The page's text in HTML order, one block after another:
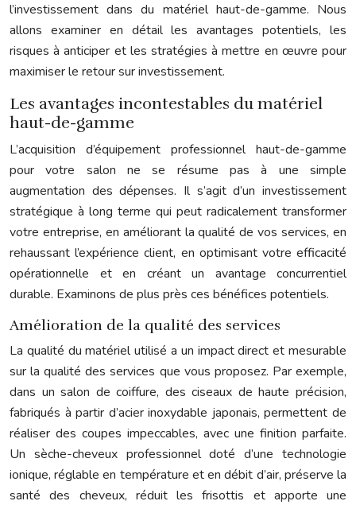
l’investissement dans du matériel haut-de-gamme. Nous
allons examiner en détail les avantages potentiels, les
risques à anticiper et les stratégies à mettre en œuvre pour
maximiser le retour sur investissement.
Les avantages incontestables du matériel
haut-de-gamme
L’acquisition d’équipement professionnel haut-de-gamme
pour votre salon ne se résume pas à une simple
augmentation des dépenses. Il s’agit d’un investissement
stratégique à long terme qui peut radicalement transformer
votre entreprise, en améliorant la qualité de vos services, en
rehaussant l’expérience client, en optimisant votre efficacité
opérationnelle et en créant un avantage concurrentiel
durable. Examinons de plus près ces bénéfices potentiels.
Amélioration de la qualité des services
La qualité du matériel utilisé a un impact direct et mesurable
sur la qualité des services que vous proposez. Par exemple,
dans un salon de coiffure, des ciseaux de haute précision,
fabriqués à partir d’acier inoxydable japonais, permettent de
réaliser des coupes impeccables, avec une finition parfaite.
Un sèche-cheveux professionnel doté d’une technologie
ionique, réglable en température et en débit d’air, préserve la
santé des cheveux, réduit les frisottis et apporte une